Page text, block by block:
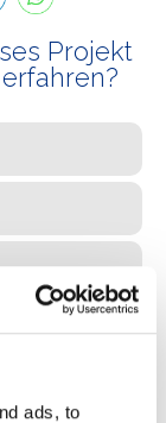
ads, to
Projekt